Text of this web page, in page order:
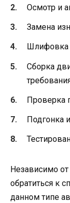
Осмотр и
Замена
Шлифовка
Сборка
Проверка
Подгонка
Независимо
обратиться к
данном типе